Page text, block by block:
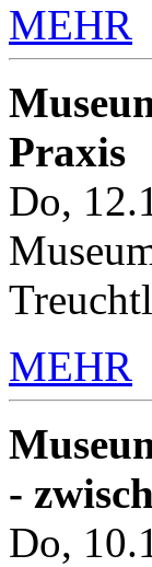
MEHR
Praxis
Do,
MEHR
-
Do,